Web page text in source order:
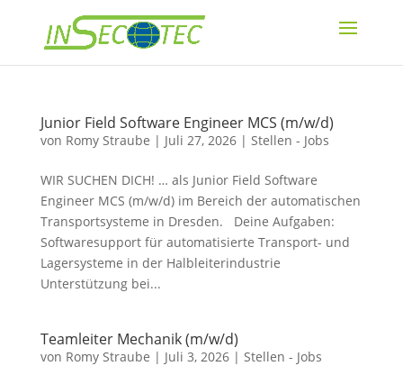
Junior Field Software Engineer MCS (m/w/d)
von Romy Straube | Juli 27, 2026| Stellen - Jobs
WIR SUCHEN DICH! … als Junior Field Software
Engineer MCS (m/w/d) im Bereich der automatischen
Transportsysteme in Dresden. Deine Aufgaben:
Softwaresupport für automatisierte Transport- und
Lagersysteme in der Halbleiterindustrie
Unterstützung bei...
Teamleiter Mechanik (m/w/d)
von Romy Straube | Juli 3, 2026| Stellen - Jobs